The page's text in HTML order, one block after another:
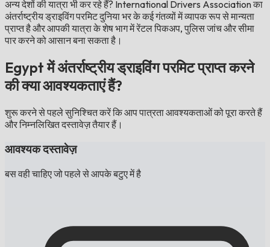
अन्य देशों की यात्रा भी कर रहे हैं? International Drivers Association का
अंतर्राष्ट्रीय ड्राइविंग परमिट दुनिया भर के कई गंतव्यों में व्यापक रूप से मान्यता
प्राप्त है और आपकी यात्रा के शेष भाग में रेंटल पिकअप, पुलिस जांच और सीमा
पार करने को आसान बना सकता है।
Egypt में अंतर्राष्ट्रीय ड्राइविंग परमिट प्राप्त करने
की क्या आवश्यकताएं हैं?
शुरू करने से पहले सुनिश्चित करें कि आप पात्रता आवश्यकताओं को पूरा करते हैं
और निम्नलिखित दस्तावेज़ तैयार हैं।
आवश्यक दस्तावेज़
बस वही चाहिए जो पहले से आपके बटुए में है